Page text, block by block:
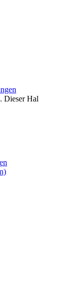
Dieser Hal